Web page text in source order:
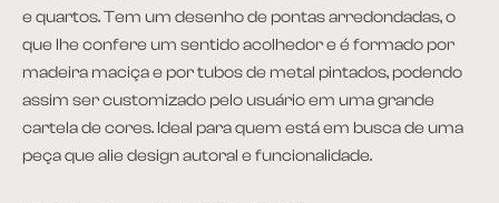
e quartos. Tem um desenho de pontas arredondadas, o
que lhe confere um sentido acolhedor e é formado por
madeira maciça e por tubos de metal pintados, podendo
assim ser customizado pelo usuário em uma grande
cartela de cores. Ideal para quem está em busca de uma
peça que alie design autoral e funcionalidade.